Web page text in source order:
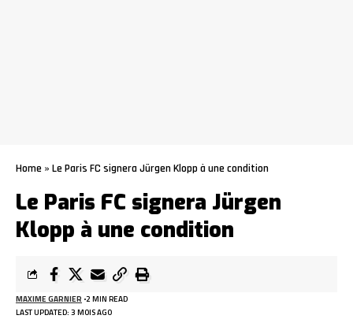
Home » Le Paris FC signera Jürgen Klopp à une condition
Le Paris FC signera Jürgen
Klopp à une condition
LAST UPDATED: 3 MOIS AGO
MAXIME GARNIER 2 MIN READ